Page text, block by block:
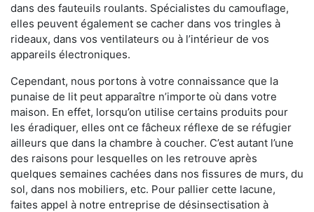
dans des fauteuils roulants. Spécialistes du camouflage,
elles peuvent également se cacher dans vos tringles à
rideaux, dans vos ventilateurs ou à l’intérieur de vos
appareils électroniques.
Cependant, nous portons à votre connaissance que la
punaise de lit peut apparaître n’importe où dans votre
maison. En effet, lorsqu’on utilise certains produits pour
les éradiquer, elles ont ce fâcheux réflexe de se réfugier
ailleurs que dans la chambre à coucher. C’est autant l’une
des raisons pour lesquelles on les retrouve après
quelques semaines cachées dans nos fissures de murs, du
sol, dans nos mobiliers, etc. Pour pallier cette lacune,
faites appel à notre entreprise de désinsectisation à